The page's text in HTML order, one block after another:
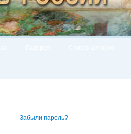
Забыли пароль?